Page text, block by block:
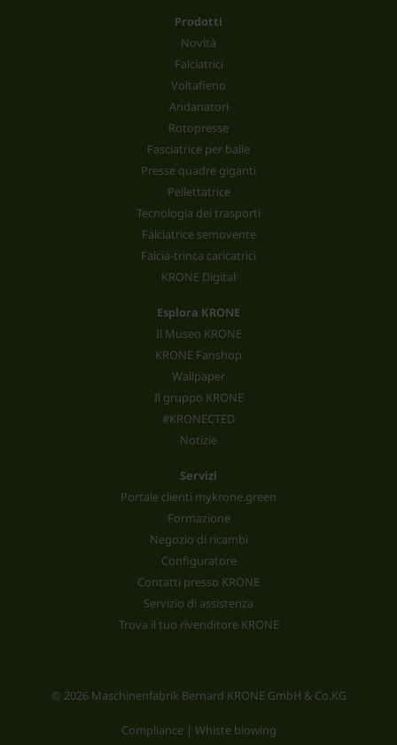
Prodotti
Novità
Falciatrici
Voltafieno
Andanatori
Rotopresse
Fasciatrice per balle
Presse quadre giganti
Pellettatrice
Tecnologia dei trasporti
Falciatrice semovente
Falcia-trinca caricatrici
KRONE Digital
Esplora KRONE
Il Museo KRONE
KRONE Fanshop
Wallpaper
Il gruppo KRONE
#KRONECTED
Notizie
Servizi
Portale clienti mykrone.green
Formazione
Negozio di ricambi
Configuratore
Contatti presso KRONE
Servizio di assistenza
Trova il tuo rivenditore KRONE
© 2026 Maschinenfabrik Bernard KRONE GmbH & Co.KG
Compliance | Whiste blowing